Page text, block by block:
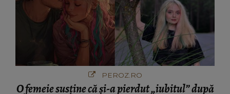
PEROZ.RO
O femeie susține că și-a pierdut „iubitul” după